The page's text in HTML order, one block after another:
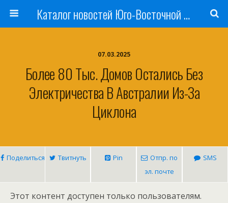
Каталог новостей Юго-Восточной Азии, Австралии и Океании
07.03.2025
Более 80 Тыс. Домов Остались Без
Электричества В Австралии Из-За
Циклона
Поделиться Твитнуть Pin
Отпр. по
эл. почте
SMS
Этот контент доступен только пользователям.